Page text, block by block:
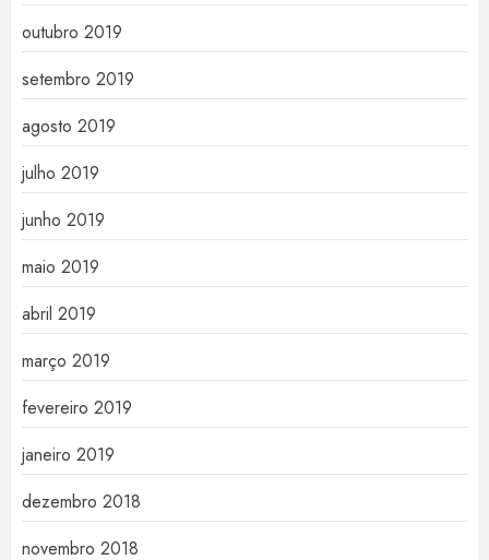
outubro 2019
setembro 2019
agosto 2019
julho 2019
junho 2019
maio 2019
abril 2019
março 2019
fevereiro 2019
janeiro 2019
dezembro 2018
novembro 2018